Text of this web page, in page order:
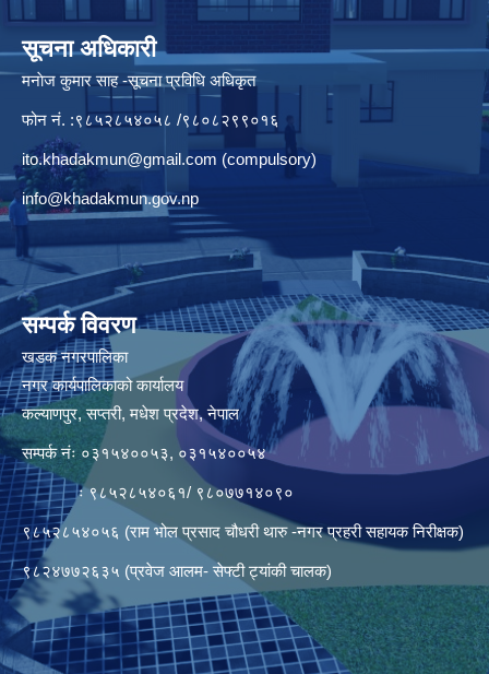
सूचना अधिकारी
मनाेज कुमार साह -सूचना प्रविधि अधिकृत
फोन नं. :९८५२८५४०५८ /९८०८२९९०१६
ito.khadakmun@gmail.com (compulsory)
info@khadakmun.gov.np
सम्पर्क विवरण
खडक नगरपालिका
नगर कार्यपालिकाको कार्यालय
कल्याणपुर, सप्तरी, मधेश प्रदेश, नेपाल
सम्पर्क नंः ०३१५४००५३, ०३१५४००५४
ः ९८५२८५४०६१/ ९८०७७१४०९०
९८५२८५४०५६ (राम भोल प्रसाद चौधरी थारु -नगर प्रहरी सहायक निरीक्षक)
९८२४७७२६३५ (प्रवेज आलम- सेफ्टी ट्यांकी चालक)